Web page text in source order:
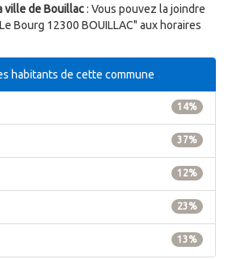
ville de Bouillac: Vous pouvez la joindre
Bourg 12300 BOUILLAC" aux horaires
habitants de cette commune
14%
37%
12%
23%
13%